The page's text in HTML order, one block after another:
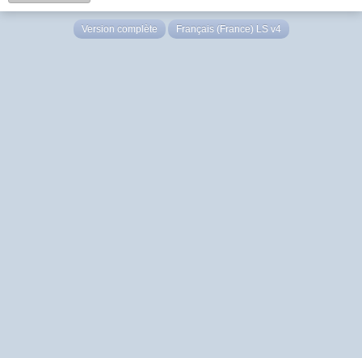
Version complète Français (France) LS v4